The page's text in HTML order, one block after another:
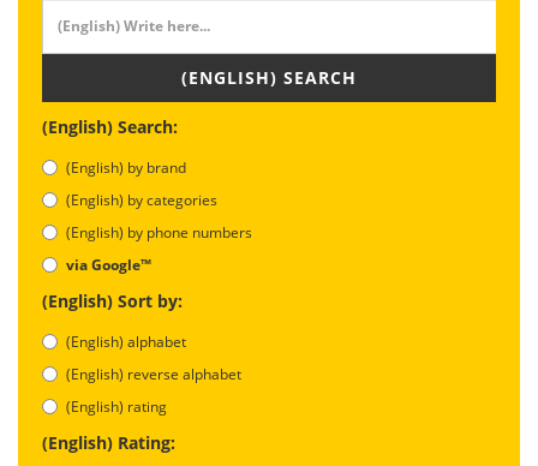
(ENGLISH) SEARCH
(English) Search:
(English) by brand
(English) by categories
(English) by phone numbers
via Google™
(English) Sort by:
(English) alphabet
(English) reverse alphabet
(English) rating
(English) Rating: